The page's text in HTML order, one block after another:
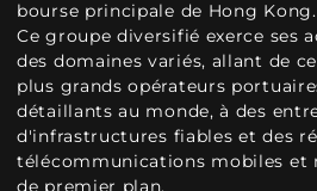
bourse principale de Hong Kong.
Ce groupe diversifié exerce ses
des domaines variés, allant de
plus grands opérateurs
détaillants au monde, à des
d'infrastructures fiables et des
télécommunications mobiles et
de premier plan.